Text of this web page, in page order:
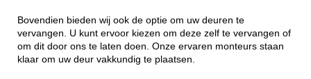
Bovendien bieden wij ook de optie om uw deuren te
vervangen. U kunt ervoor kiezen om deze zelf te vervangen of
om dit door ons te laten doen. Onze ervaren monteurs staan
klaar om uw deur vakkundig te plaatsen.